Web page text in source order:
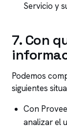
Servicio y
7. Con
Podemos
siguientes
Con
analizar el